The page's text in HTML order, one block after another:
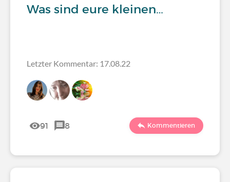
Was sind eure kleinen…
Letzter Kommentar: 17.08.22
91 8 Kommentieren